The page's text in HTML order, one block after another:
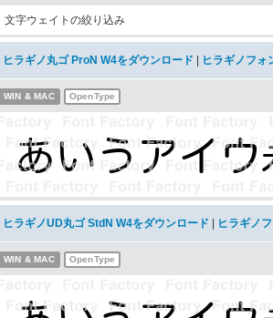
文字ウェイトの絞り込み
ヒラギノ丸ゴ ProN W4をダウンロード ヒラギノフォ
WIN & MAC OpenType
ヒラギノUD丸ゴ StdN W4をダウンロード ヒラギノ
WIN & MAC OpenType